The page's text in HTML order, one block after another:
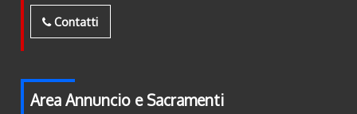
Contatti
Area Annuncio e Sacramenti